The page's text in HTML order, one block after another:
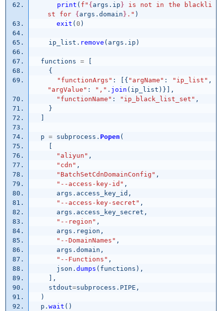
print ( f " { args . ip } is not in the blackli
st for { args . domain } . " )
exit ( 0 )
ip_list . remove ( args . ip )
functions =
{
" functionArgs " : [{ " argName " : " ip_list " ,
" argValue " : " , " . join ( ip_list )}],
" functionName " : " ip_black_list_set " ,
}
p = subprocess . Popen (
" aliyun " ,
" cdn " ,
" BatchSetCdnDomainConfig " ,
" --access-key-id " ,
args . access_key_id ,
" --access-key-secret " ,
args . access_key_secret ,
" --region " ,
args . region ,
" --DomainNames " ,
args . domain ,
" --Functions " ,
json . dumps ( functions ),
],
stdout=subprocess . PIPE ,
)
p . wait ()